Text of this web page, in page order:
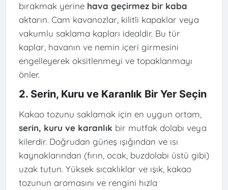
bırakmak yerine hava geçirmez bir kaba
aktarın. Cam kavanozlar, kilitli kapaklar veya
vakumlu saklama kapları idealdir. Bu tür
kaplar, havanın ve nemin içeri girmesini
engelleyerek oksitlenmeyi ve topaklanmayı
önler.
2. Serin, Kuru ve Karanlık Bir Yer Seçin
Kakao tozunu saklamak için en uygun ortam,
serin, kuru ve karanlık bir mutfak dolabı veya
kilerdir. Doğrudan güneş ışığından ve ısı
kaynaklarından (fırın, ocak, buzdolabı üstü gibi)
uzak tutun. Yüksek sıcaklıklar ve ışık, kakao
tozunun aromasını ve rengini hızla